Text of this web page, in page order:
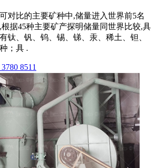
对比的主要矿种中,储量进入世界前5名
据45种主要矿产探明储量同世界比较,具
钛、钒、钨、锡、锑、汞、稀土、钽、
；具 .
8511